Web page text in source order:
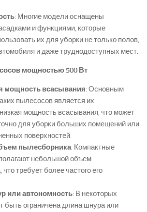
: Многие модели оснащены
и функциями, которые
их для уборки не только полов,
и даже труднодоступных мест.
мощностью 500 Вт
мощность всасывания: Основным
пылесосов является их
мощность всасывания, что может
для уборки больших помещений или
поверхностей.
пылесборника: Компактные
небольшой объем
требует более частого его
или автономность: В некоторых
быть ограничена длина шнура или